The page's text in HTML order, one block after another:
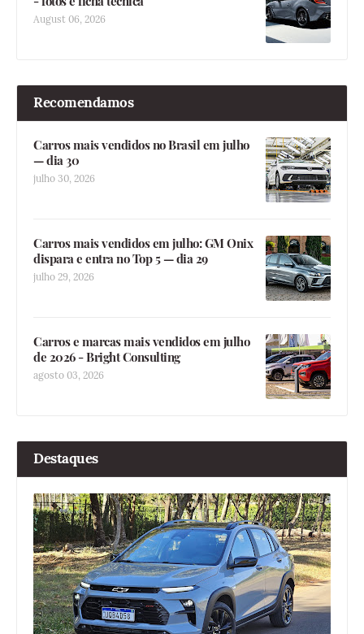
August 06, 2026
Recomendamos
Carros mais vendidos no Brasil em julho
— dia 30
julho 30, 2026
Carros mais vendidos em julho: GM Onix
dispara e entra no Top 5 — dia 29
julho 29, 2026
Carros e marcas mais vendidos em julho
de 2026 - Bright Consulting
agosto 03, 2026
Destaques